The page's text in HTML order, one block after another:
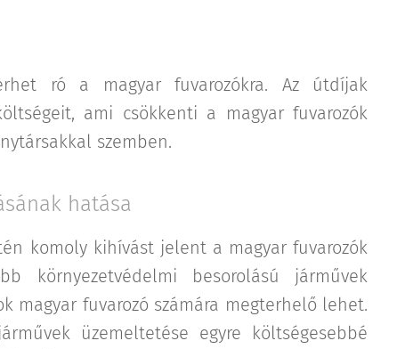
ró a magyar fuvarozókra. Az útdíjak
ami csökkenti a magyar fuvarozók
szemben.
hatása
komoly kihívást jelent a magyar fuvarozók
környezetvédelmi besorolású járművek
magyar fuvarozó számára megterhelő lehet.
üzemeltetése egyre költségesebbé